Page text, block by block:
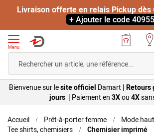
Livraison offerte en relais Pickup dès
+ Ajouter le code 40955
Menu
Bienvenue sur lesite officiel Damart | Retours
jours | Paiement en 3Xou 4X
Accueil Prêt-à-porter femme
Mode
Tee shirts, chemisiers
Chemisier imprimé